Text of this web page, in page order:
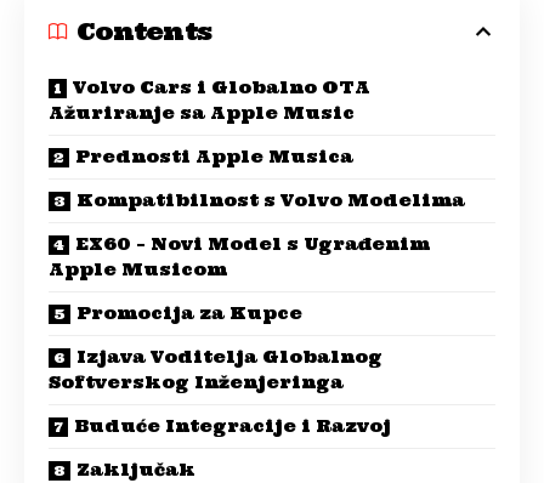
Contents
Volvo Cars i Globalno OTA
Ažuriranje sa Apple Music
Prednosti Apple Musica
Kompatibilnost s Volvo Modelima
EX60 – Novi Model s Ugrađenim
Apple Musicom
Promocija za Kupce
Izjava Voditelja Globalnog
Softverskog Inženjeringa
Buduće Integracije i Razvoj
Zaključak